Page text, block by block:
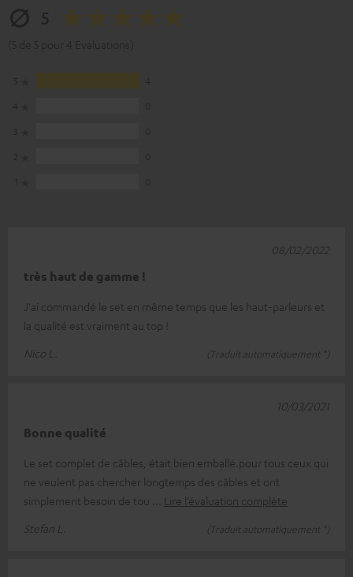
très haut de gamme !
J'ai commandé le set en même temps que les haut-parleurs et
la qualité est vraiment au top !
Nico L.
(Traduit automatiquement *)
08/02/2022
Bonne qualité
Le set complet de câbles, était bien emballé.pour tous ceux qui
ne veulent pas chercher longtemps des câbles et ont
simplement besoin de tou
Lire l’évaluation complète
Stefan L.
(Traduit automatiquement *)
10/03/2021